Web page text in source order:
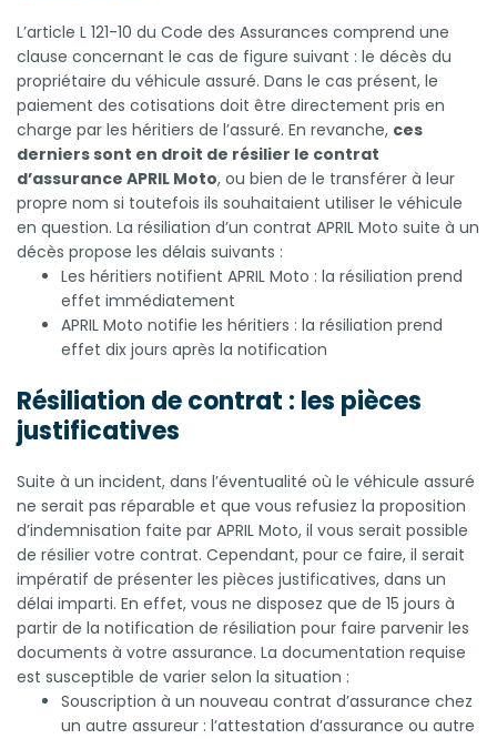
L’article L 121-10 du Code des Assurances comprend une
clause concernant le cas de figure suivant : le décès du
propriétaire du véhicule assuré. Dans le cas présent, le
paiement des cotisations doit être directement pris en
charge par les héritiers de l’assuré. En revanche, ces
derniers sont en droit de résilier le contrat
d’assurance APRIL Moto, ou bien de le transférer à leur
propre nom si toutefois ils souhaitaient utiliser le véhicule
en question. La résiliation d’un contrat APRIL Moto suite à un
décès propose les délais suivants :
Les héritiers notifient APRIL Moto : la résiliation prend
effet immédiatement
APRIL Moto notifie les héritiers : la résiliation prend
effet dix jours après la notification
Résiliation de contrat : les pièces
justificatives
Suite à un incident, dans l’éventualité où le véhicule assuré
ne serait pas réparable et que vous refusiez la proposition
d’indemnisation faite par APRIL Moto, il vous serait possible
de résilier votre contrat. Cependant, pour ce faire, il serait
impératif de présenter les pièces justificatives, dans un
délai imparti. En effet, vous ne disposez que de 15 jours à
partir de la notification de résiliation pour faire parvenir les
documents à votre assurance. La documentation requise
est susceptible de varier selon la situation :
Souscription à un nouveau contrat d’assurance chez
un autre assureur : l’attestation d’assurance ou autre